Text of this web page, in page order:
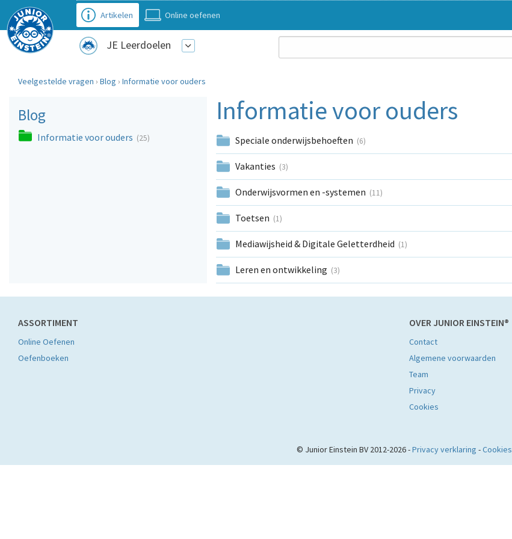
Artikelen Online oefenen
JE Leerdoelen
Veelgestelde vragen › Blog › Informatie voor ouders
Blog
Informatie voor ouders (25)
Informatie voor ouders
Speciale onderwijsbehoeften (6)
Vakanties (3)
Onderwijsvormen en -systemen (11)
Toetsen (1)
Mediawijsheid & Digitale Geletterdheid (1)
Leren en ontwikkeling (3)
ASSORTIMENT
Online Oefenen
Oefenboeken
OVER JUNIOR EINSTEIN®
Contact
Algemene voorwaarden
Team
Privacy
Cookies
© Junior Einstein BV 2012-2026 -Privacy verklaring -Cookies